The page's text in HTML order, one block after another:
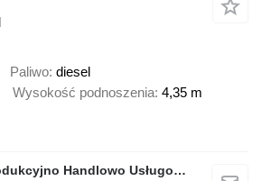
Paliwo diesel
Wysokość podnoszenia 4,35 m
Przedsiębiorstwo Produkcyjno Handlowo Usługowe Grzegorz Glapa